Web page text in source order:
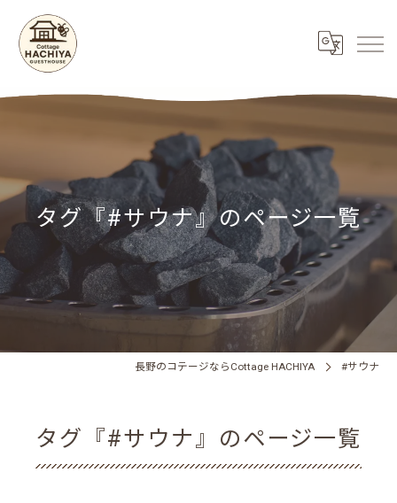
タグ『#サウナ』のページ一覧
長野のコテージならCottage HACHIYA #サウナ
タグ『#サウナ』のページ一覧